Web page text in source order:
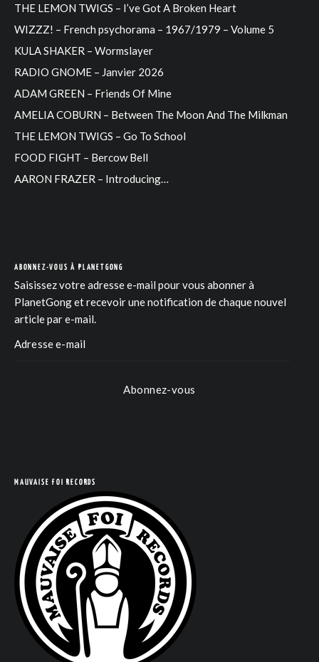
THE LEMON TWIGS – I’ve Got A Broken Heart
WIZZZ! – French psychorama – 1967/1979 – Volume 5
KULA SHAKER – Wormslayer
RADIO GNOME – Janvier 2026
ADAM GREEN – Friends Of Mine
AMELIA COBURN – Between The Moon And The Milkman
THE LEMON TWIGS – Go To School
FOOD FIGHT – Bercow Bell
AARON FRAZER – Introducing…
ABONNEZ-VOUS À PLANETGONG
Saisissez votre adresse e-mail pour vous abonner à
PlanetGong et recevoir une notification de chaque nouvel
article par e-mail.
Abonnez-vous
MAUVAISE FOI RECORDS